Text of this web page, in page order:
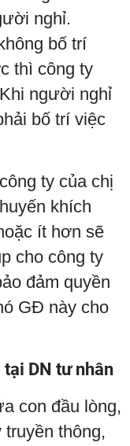
nghỉ.
bố trí
thì công ty
người nghỉ
bố trí việc
ty của chị
khích
ít hơn sẽ
cho công ty
đảm quyền
GĐ này cho
DN tư nhân
con đầu lòng,
truyền thông,